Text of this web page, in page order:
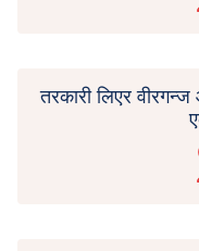
तरकारी लिएर